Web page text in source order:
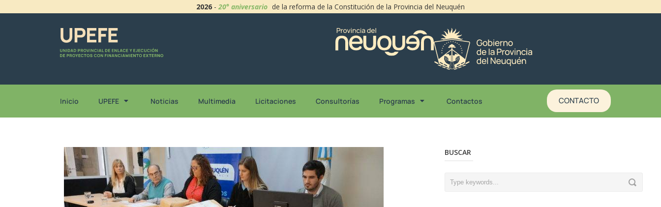
2026 -20° aniversario de la reforma de la Constitución de la Provincia del Neuquén
Inicio UPEFE Noticias Multimedia Licitaciones Consultorías Programas Contactos CONTACTO
BUSCAR